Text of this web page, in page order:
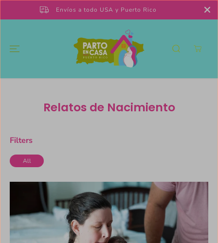
SKIP TO
CONTENT Envíos a todo USA y Puerto Rico
Relatos de Nacimiento
Filters
All